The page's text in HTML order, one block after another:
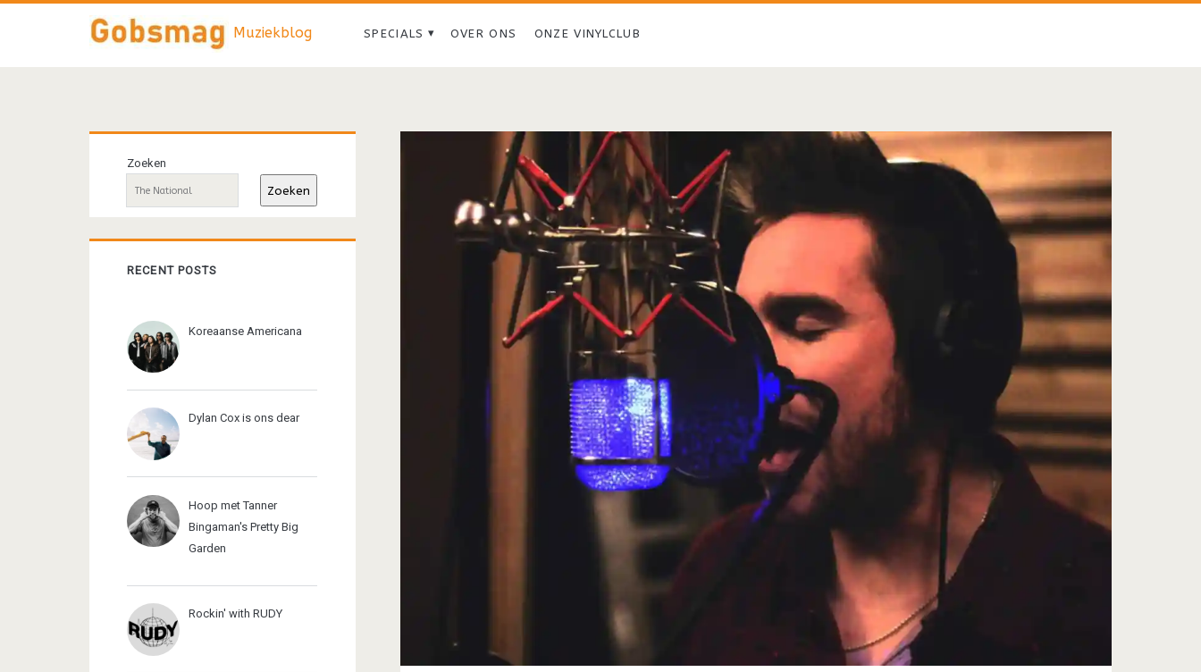
Muziekblog SPECIALS OVER ONS ONZE VINYLCLUB
<span>Fritz
Montana</span>
Primaire
sidebar
Zoeken
Zoeken
RECENT POSTS
Koreaanse Americana
Dylan Cox is ons dear
Hoop met Tanner
Bingaman's Pretty Big
Garden
Rockin' with RUDY